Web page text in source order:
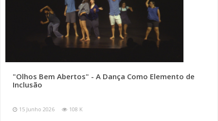
"Olhos Bem Abertos" - A Dança Como Elemento de
Inclusão
15 Junho 2026 108 K